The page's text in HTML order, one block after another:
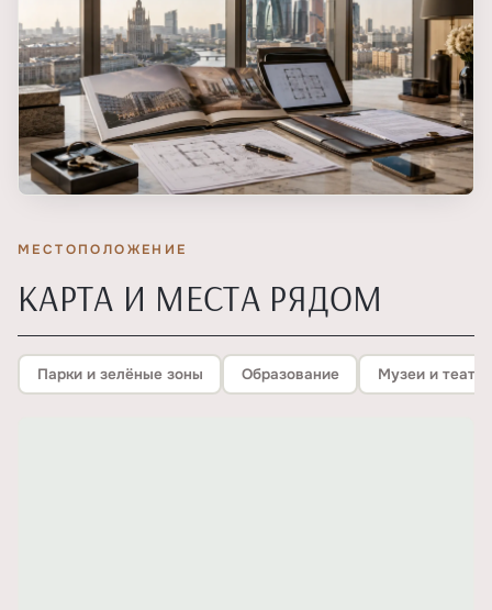
МЕСТОПОЛОЖЕНИЕ
КАРТА И МЕСТА РЯДОМ
Парки и зелёные зоны Образование Музеи и